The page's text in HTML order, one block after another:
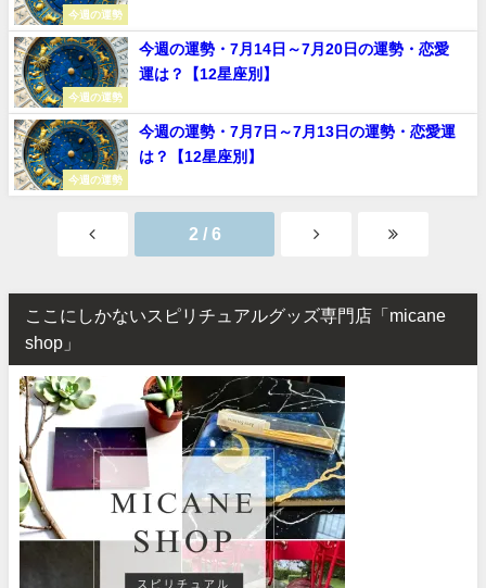
今週の運勢
今週の運勢
今週の運勢・7月14日～7月20日の運勢・恋愛
運は？【12星座別】
今週の運勢
今週の運勢・7月7日～7月13日の運勢・恋愛運
は？【12星座別】
2 / 6
ここにしかないスピリチュアルグッズ専門店「micane
shop」